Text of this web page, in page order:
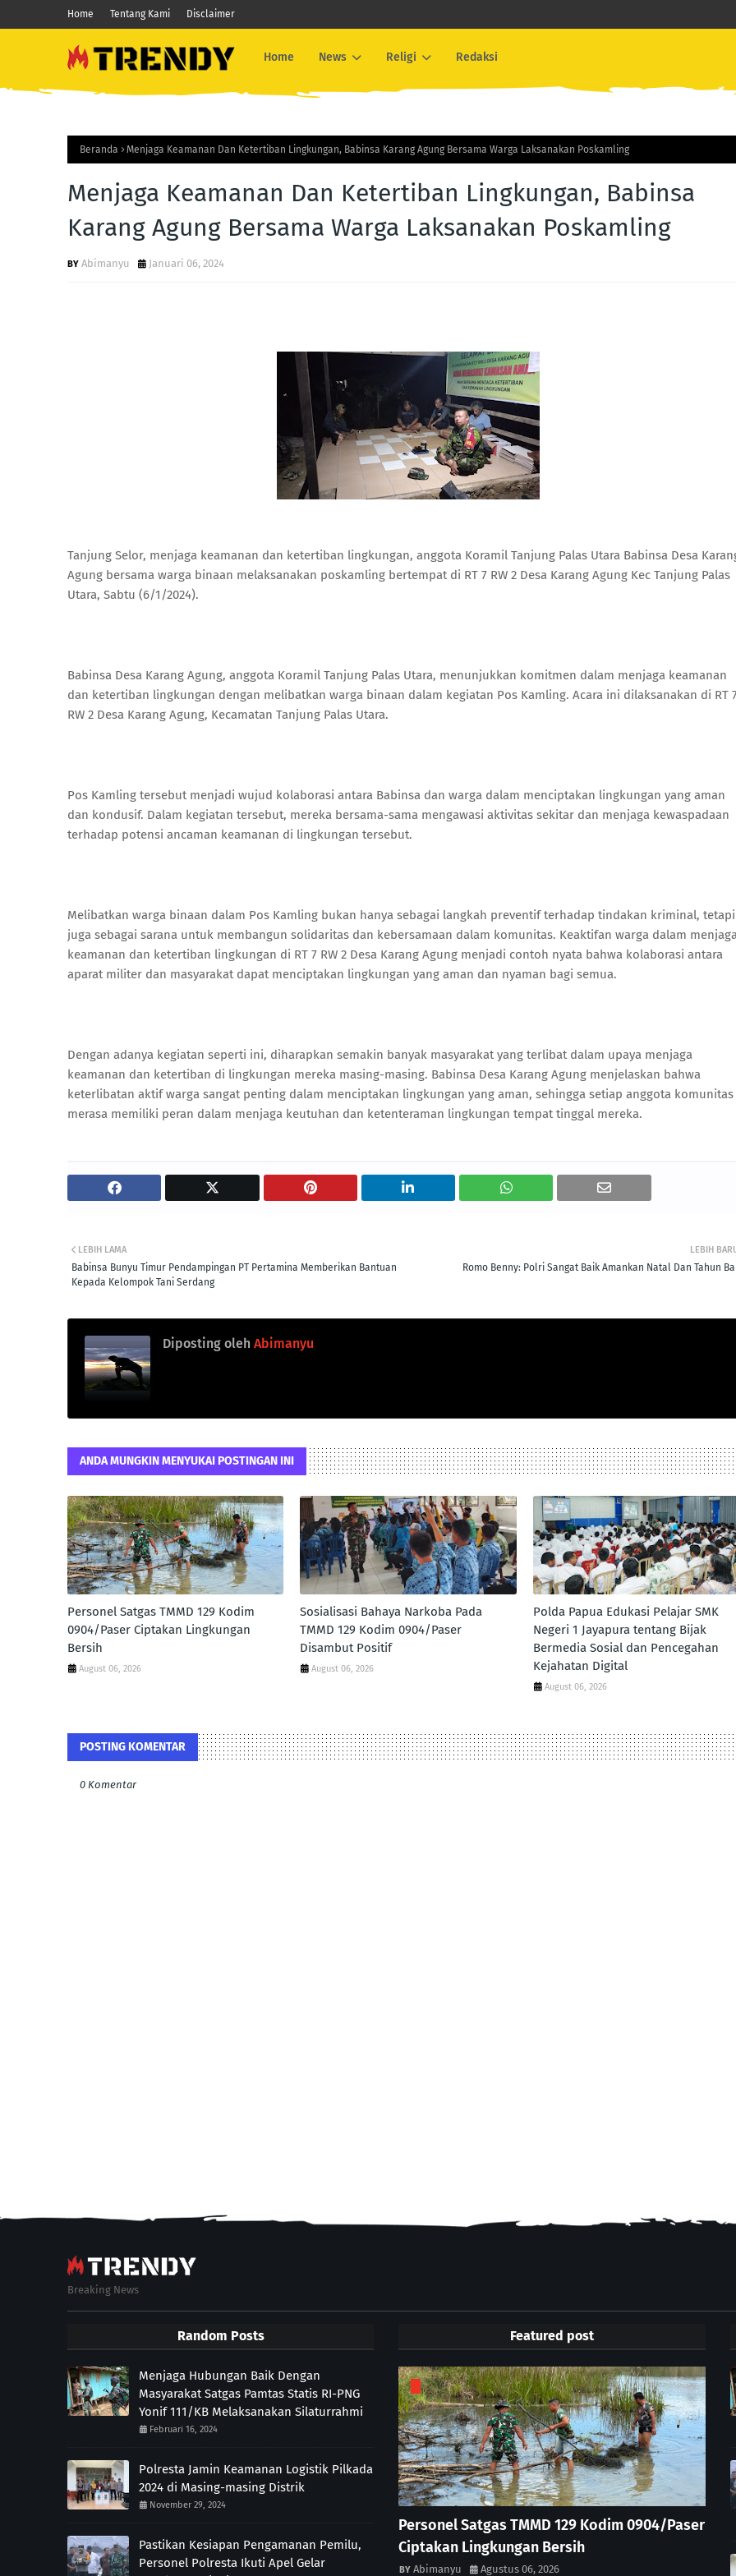
Home Tentang Kami Disclaimer
Home News Religi Redaksi
Beranda Menjaga Keamanan Dan Ketertiban Lingkungan, Babinsa Karang Agung Bersama Warga Laksanakan Poskamling
Menjaga Keamanan Dan Ketertiban Lingkungan, Babinsa
Karang Agung Bersama Warga Laksanakan Poskamling
Abimanyu Januari 06, 2024
Tanjung Selor, menjaga keamanan dan ketertiban lingkungan, anggota Koramil Tanjung Palas Utara Babinsa Desa
Agung bersama warga binaan melaksanakan poskamling bertempat di RT 7 RW 2 Desa Karang Agung Kec Tanjung Palas
Utara, Sabtu (6/1/2024).
Babinsa Desa Karang Agung, anggota Koramil Tanjung Palas Utara, menunjukkan komitmen dalam menjaga keamanan
dan ketertiban lingkungan dengan melibatkan warga binaan dalam kegiatan Pos Kamling. Acara ini dilaksanakan di RT
RW 2 Desa Karang Agung, Kecamatan Tanjung Palas Utara.
Pos Kamling tersebut menjadi wujud kolaborasi antara Babinsa dan warga dalam menciptakan lingkungan yang aman
dan kondusif. Dalam kegiatan tersebut, mereka bersama-sama mengawasi aktivitas sekitar dan menjaga kewaspadaan
terhadap potensi ancaman keamanan di lingkungan tersebut.
Melibatkan warga binaan dalam Pos Kamling bukan hanya sebagai langkah preventif terhadap tindakan kriminal, tetapi
juga sebagai sarana untuk membangun solidaritas dan kebersamaan dalam komunitas. Keaktifan warga dalam
keamanan dan ketertiban lingkungan di RT 7 RW 2 Desa Karang Agung menjadi contoh nyata bahwa kolaborasi antara
aparat militer dan masyarakat dapat menciptakan lingkungan yang aman dan nyaman bagi semua.
Dengan adanya kegiatan seperti ini, diharapkan semakin banyak masyarakat yang terlibat dalam upaya menjaga
keamanan dan ketertiban di lingkungan mereka masing-masing. Babinsa Desa Karang Agung menjelaskan bahwa
keterlibatan aktif warga sangat penting dalam menciptakan lingkungan yang aman, sehingga setiap anggota komunitas
merasa memiliki peran dalam menjaga keutuhan dan ketenteraman lingkungan tempat tinggal mereka.
LEBIH
Romo Benny: Polri Sangat Baik Amankan Natal Dan Tahun
LEBIH LAMA
Babinsa Bunyu Timur Pendampingan PT Pertamina Memberikan Bantuan
Kepada Kelompok Tani Serdang
Diposting oleh Abimanyu
ANDA MUNGKIN MENYUKAI POSTINGAN INI
Personel Satgas TMMD 129 Kodim
0904/Paser Ciptakan Lingkungan
Bersih
August 06, 2026
Sosialisasi Bahaya Narkoba Pada
TMMD 129 Kodim 0904/Paser
Disambut Positif
August 06, 2026
Polda Papua Edukasi Pelajar SMK
Negeri 1 Jayapura tentang Bijak
Bermedia Sosial dan Pencegahan
Kejahatan Digital
August 06, 2026
POSTING KOMENTAR
0 Komentar
Breaking News
Random Posts
Menjaga Hubungan Baik Dengan
Masyarakat Satgas Pamtas Statis RI-PNG
Yonif 111/KB Melaksanakan Silaturrahmi
Februari 16, 2024
Polresta Jamin Keamanan Logistik Pilkada
2024 di Masing-masing Distrik
November 29, 2024
Pastikan Kesiapan Pengamanan Pemilu,
Personel Polresta Ikuti Apel Gelar
Featured post
Personel Satgas TMMD 129 Kodim 0904/Paser
Ciptakan Lingkungan Bersih
Abimanyu Agustus 06, 2026